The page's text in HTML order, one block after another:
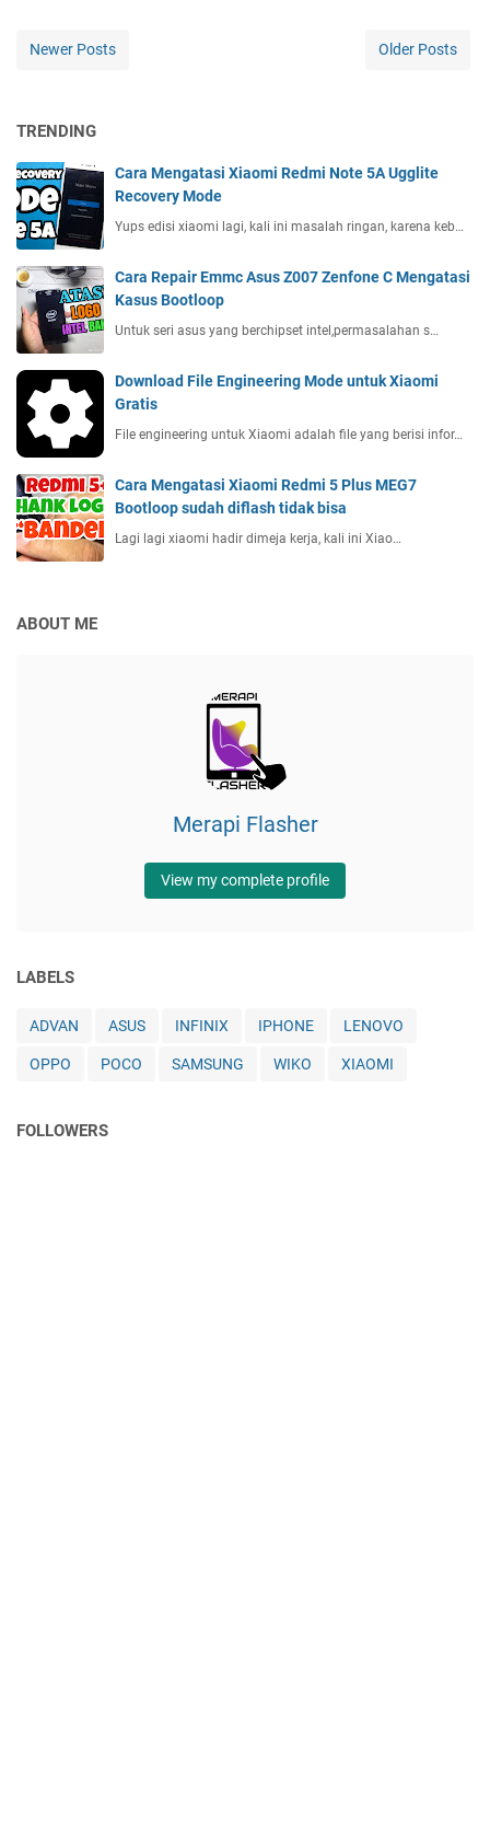
Newer Posts Older Posts
TRENDING
Cara Mengatasi Xiaomi Redmi Note 5A Ugglite
Recovery Mode
Yups edisi xiaomi lagi, kali ini masalah ringan, karena keb…
Cara Repair Emmc Asus Z007 Zenfone C Mengatasi
Kasus Bootloop
Untuk seri asus yang berchipset intel,permasalahan s…
Download File Engineering Mode untuk Xiaomi
Gratis
File engineering untuk Xiaomi adalah file yang berisi infor…
Cara Mengatasi Xiaomi Redmi 5 Plus MEG7
Bootloop sudah diflash tidak bisa
Lagi lagi xiaomi hadir dimeja kerja, kali ini Xiao…
ABOUT ME
Merapi Flasher
View my complete profile
LABELS
ADVAN ASUS INFINIX IPHONE LENOVO
OPPO POCO SAMSUNG WIKO XIAOMI
FOLLOWERS